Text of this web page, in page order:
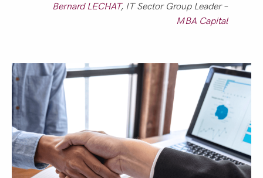
Bernard LECHAT, IT Sector Group Leader –
MBA Capital